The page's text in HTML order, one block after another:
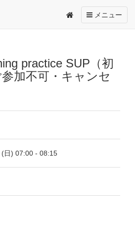
Toggle
navigation
メニュー
practice SUP（初
加不可・キャンセ
日) 07:00 - 08:15